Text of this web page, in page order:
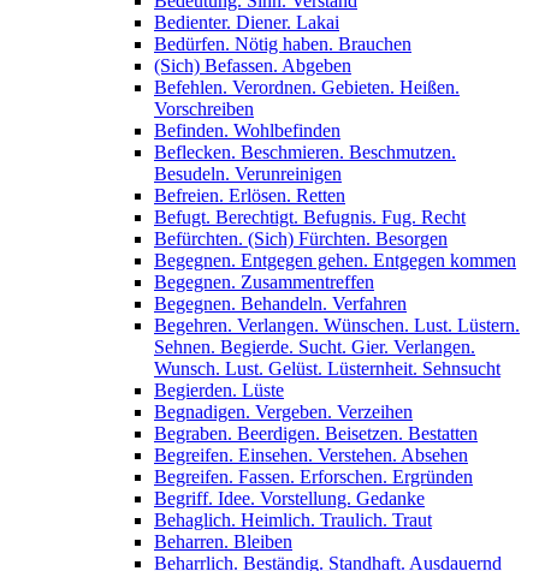
Bedienter. Diener. Lakai
Bedürfen. Nötig haben. Brauchen
(Sich) Befassen. Abgeben
Befehlen. Verordnen. Gebieten. Heißen.
Vorschreiben
Befinden. Wohlbefinden
Beflecken. Beschmieren. Beschmutzen.
Besudeln. Verunreinigen
Befreien. Erlösen. Retten
Befugt. Berechtigt. Befugnis. Fug. Recht
Befürchten. (Sich) Fürchten. Besorgen
Begegnen. Entgegen gehen. Entgegen kommen
Begegnen. Zusammentreffen
Begegnen. Behandeln. Verfahren
Begehren. Verlangen. Wünschen. Lust. Lüstern.
Sehnen. Begierde. Sucht. Gier. Verlangen.
Wunsch. Lust. Gelüst. Lüsternheit. Sehnsucht
Begierden. Lüste
Begnadigen. Vergeben. Verzeihen
Begraben. Beerdigen. Beisetzen. Bestatten
Begreifen. Einsehen. Verstehen. Absehen
Begreifen. Fassen. Erforschen. Ergründen
Begriff. Idee. Vorstellung. Gedanke
Behaglich. Heimlich. Traulich. Traut
Beharren. Bleiben
Beharrlich. Beständig. Standhaft. Ausdauernd